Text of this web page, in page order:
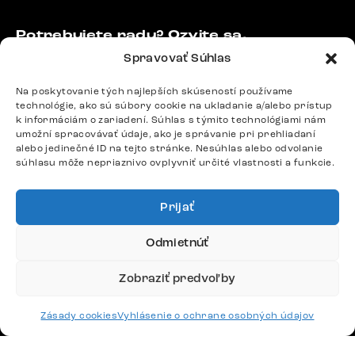
Spravovať Súhlas
Na poskytovanie tých najlepších skúseností používame
technológie, ako sú súbory cookie na ukladanie a/alebo prístup
k informáciám o zariadení. Súhlas s týmito technológiami nám
umožní spracovávať údaje, ako je správanie pri prehliadaní
alebo jedinečné ID na tejto stránke. Nesúhlas alebo odvolanie
súhlasu môže nepriaznivo ovplyvniť určité vlastnosti a funkcie.
Prijať
Odmietnúť
Zobraziť predvoľby
Zásady cookiesVyhlásenie o ochrane osobných údajov
Potrebujete radu? Ozvite sa.
podpora@delife-shop.sk
Odpovedáme do 24 hodín.
Google recenzie
4,8
Platby